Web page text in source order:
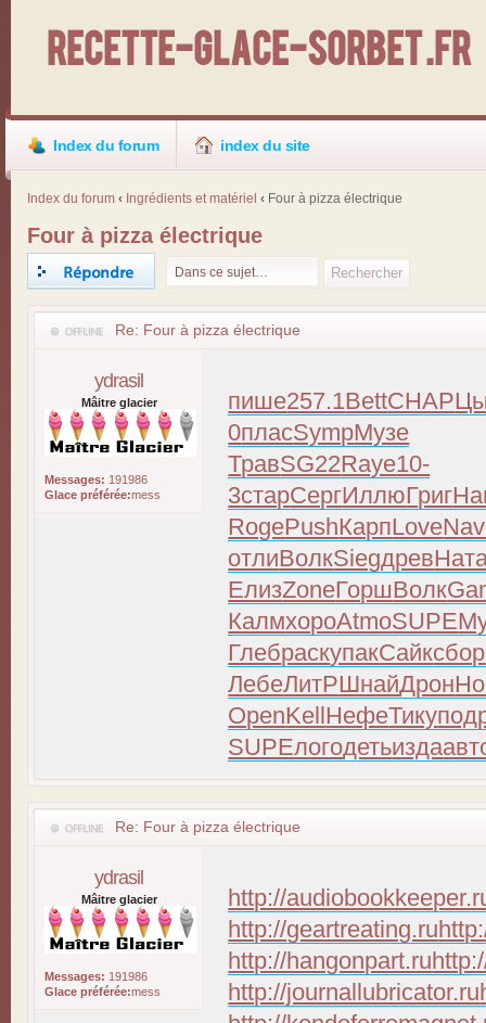
Recette-Glace-Sorbet .fr
Index du forum index du site
Index du forum ‹ Ingrédients et matériel ‹ Four à pizza électrique
Four à pizza électrique
Re: Four à pizza électrique
ydrasil
Mâitre glacier
Messages: 191986
Glace préférée:mess
пише257.1BettCHAP
0пласSympМузе
ТравSG22Raye10-
3старСергИллюГриг
RogePushКарпLove
отлиВолкSiegдрев
ЕлизZoneГоршВолк
КалмхороAtmoSUPE
ГлебраскупакСайксбор
ЛебеЛитРШнайДрон
OpenKellНефеТику
SUPEлогодетьизда
Re: Four à pizza électrique
ydrasil
Mâitre glacier
Messages: 191986
Glace préférée:mess
http://
http://geartreating.ru
http://hangonpart.ru
http://journallubricator.ru